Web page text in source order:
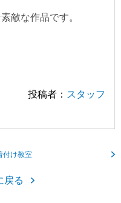
敵な作品です。
投稿者： スタッフ
付け教室
戻る